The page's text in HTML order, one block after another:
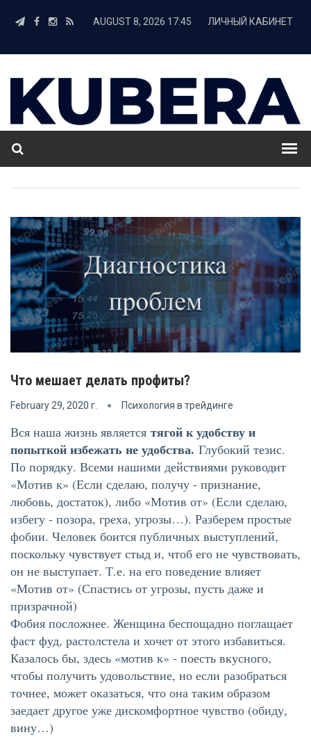
AUGUST 8, 2026 17:45 ЛИЧНЫЙ КАБИНЕТ
Что мешает делать профиты?
February 29, 2020 г. Психология в трейдинге
Вся наша жизнь является тягой к удобству и
попыткой избежать не удобства. Глубокий тезис.
По порядку. Всеми нашими действиями руководит
«Мотив к» (Если сделаю, получу - признание,
любовь, достаток), либо «Мотив от» (Если сделаю,
избегу - позора, греха, угрозы…). Разберем простые
фобии. Человек боится публичных выступлений,
поскольку чувствует стыд и, чтоб его не чувствовать,
он не выступает. Т.е. на его поведение влияет
«Мотив от» (Спастись от угрозы, пусть даже и
призрачной)
Фобия посложнее. Женщина беспощадно поглащает
фаст фуд, растолстела и хочет от этого избавиться.
Казалось бы, здесь «мотив к» - поесть вкусного,
чтобы получить удовольствие, но если разобраться
точнее, может оказаться, что она таким образом
заедает другое уже дискомфортное чувство (обиду,
вину…)